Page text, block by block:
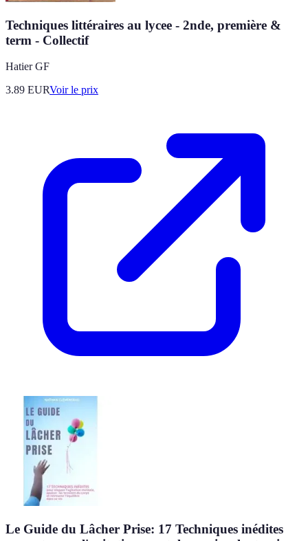
Techniques littéraires au lycee - 2nde, première &
term - Collectif
Hatier GF
3.89 EURVoir le prix
Le Guide du Lâcher Prise: 17 Techniques inédites